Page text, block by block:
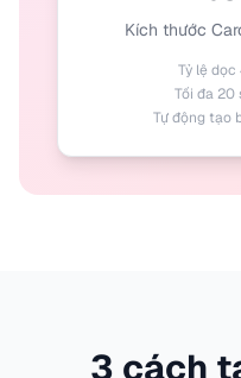
Kích thước
Tỷ lệ dọc
Tối đa 20
Tự động tạo
3 cách